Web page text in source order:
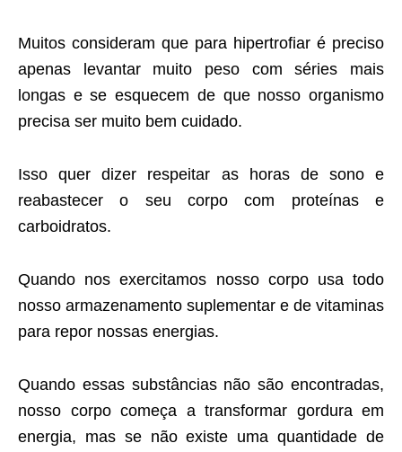
Muitos consideram que para hipertrofiar é preciso
apenas levantar muito peso com séries mais
longas e se esquecem de que nosso organismo
precisa ser muito bem cuidado.
Isso quer dizer respeitar as horas de sono e
reabastecer o seu corpo com proteínas e
carboidratos.
Quando nos exercitamos nosso corpo usa todo
nosso armazenamento suplementar e de vitaminas
para repor nossas energias.
Quando essas substâncias não são encontradas,
nosso corpo começa a transformar gordura em
energia, mas se não existe uma quantidade de